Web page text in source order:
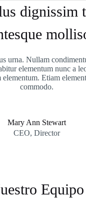
dignissim
urna. Nullam
elementum nunc a
elementum. Etiam
commodo.
Mary Ann Stewart
CEO, Director
Equipo